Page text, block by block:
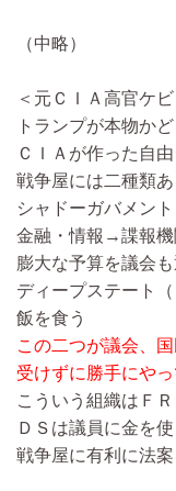
（中略）
＜元ＣＩＡ高官ケ
トランプが本物か
ＣＩＡが作った自
戦争屋には二種類あ
シャドーガバメント
金融・情報→諜報機
膨大な予算を議会
ディープステート
飯を食う
この二つが議会、
受けずに勝手にやっ
こういう組織はＦ
ＤＳは議員に金を使
戦争屋に有利に法案